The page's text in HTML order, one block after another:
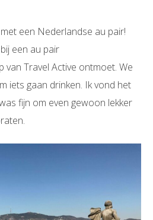
een Nederlandse au pair!
een au pair
Travel Active ontmoet. We
iets gaan drinken. Ik vond het
fijn om even gewoon lekker